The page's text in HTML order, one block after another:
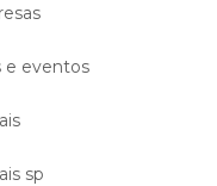
e eventos
sp